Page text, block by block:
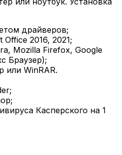
драйверов;
2016, 2021;
Mozilla Firefox, Google
Браузер);
или WinRAR.
Касперского на 1